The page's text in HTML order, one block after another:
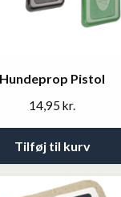
Hundeprop Pistol
14,95 kr.
Tilføj til kurv